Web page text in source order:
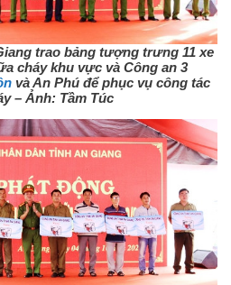
trao bảng tượng trưng 11 xe
cháy khu vực và Công an 3
và An Phú để phục vụ công tác
– Ảnh: Tầm Túc